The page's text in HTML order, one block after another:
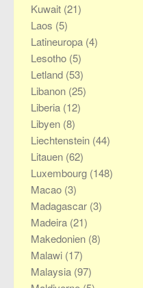
Kuwait (21)
Laos (5)
Latineuropa (4)
Lesotho (5)
Letland (53)
Libanon (25)
Liberia (12)
Libyen (8)
Liechtenstein (44)
Litauen (62)
Luxembourg (148)
Macao (3)
Madagascar (3)
Madeira (21)
Makedonien (8)
Malawi (17)
Malaysia (97)